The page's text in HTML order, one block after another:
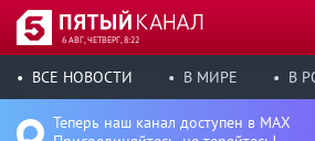
6 АВГ, ЧЕТВЕРГ, 8:22
ВСЕ НОВОСТИ В МИРЕ В
Теперь наш канал доступен в MAX